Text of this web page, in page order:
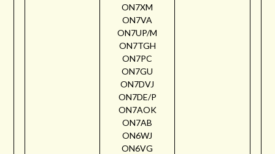
ON7XM
ON7VA
ON7UP/M
ON7TGH
ON7PC
ON7GU
ON7DVJ
ON7DE/P
ON7AOK
ON7AB
ON6WJ
ON6VG